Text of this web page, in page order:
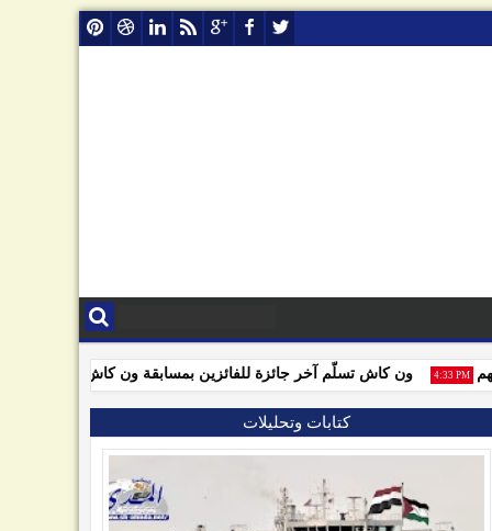
1:35 PM ون كاش تسلّم آخر جائزة للفائزين بمسابقة ون كاش 4:33 PM
كتابات وتحليلات